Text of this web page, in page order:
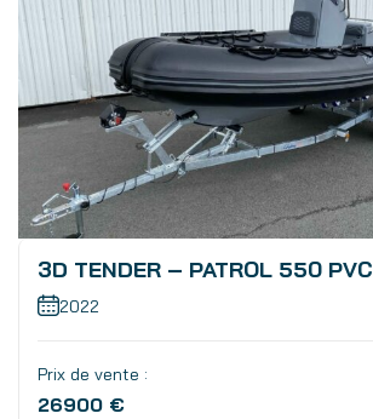
3D TENDER – PATROL 550 PVC
2022
Prix de vente :
26900 €